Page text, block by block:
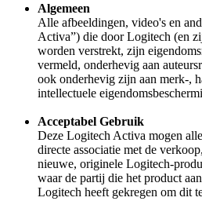
Algemeen
Alle afbeeldingen, video's en
Activa”) die door Logitech (en
worden verstrekt, zijn
vermeld, onderhevig aan
ook onderhevig zijn aan merk-,
intellectuele
Acceptabel Gebruik
Deze Logitech Activa mogen
directe associatie met de
nieuwe, originele Logitech-
waar de partij die het product
Logitech heeft gekregen om dit